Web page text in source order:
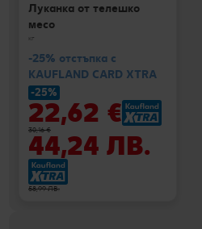
Луканка от телешко
месо
кг
-25% отстъпка с
KAUFLAND CARD XTRA
-25%
22,62 €
30,16 €
44,24 ЛВ.
58,99 ЛВ.